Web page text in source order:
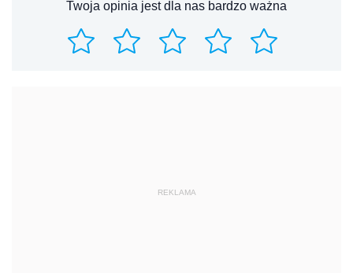
Twoja opinia jest dla nas bardzo ważna
REKLAMA